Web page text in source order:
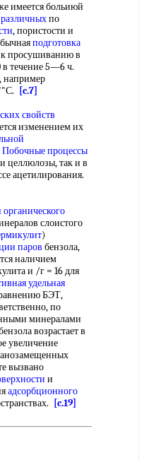
имеется больиюй
по
, пористости и
подготовка
к просушиванию в
течение 5—6 ч.
например
[c.7]
свойств
изменением их
Побочные процессы
целлюлозы, так и в
ацетилирования.
органического
слоистого
)
паров бензола,
наличием
и /г = 16 для
удельная
БЭТ,
по
минералами
возрастает в
увеличение
вызвано
и
адсорбционного
[c.19]